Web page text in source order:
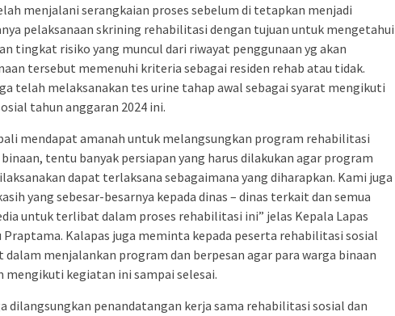
menjalani serangkaian proses sebelum di tetapkan menjadi
pelaksanaan skrining rehabilitasi dengan tujuan untuk mengetahui
tingkat risiko yang muncul dari riwayat penggunaan yg akan
tersebut memenuhi kriteria sebagai residen rehab atau tidak.
telah melaksanakan tes urine tahap awal sebagai syarat mengikuti
tahun anggaran 2024 ini.
mendapat amanah untuk melangsungkan program rehabilitasi
tentu banyak persiapan yang harus dilakukan agar program
dapat terlaksana sebagaimana yang diharapkan. Kami juga
yang sebesar-besarnya kepada dinas – dinas terkait dan semua
untuk terlibat dalam proses rehabilitasi ini” jelas Kepala Lapas
Praptama. Kalapas juga meminta kepada peserta rehabilitasi sosial
menjalankan program dan berpesan agar para warga binaan
mengikuti kegiatan ini sampai selesai.
dilangsungkan penandatangan kerja sama rehabilitasi sosial dan